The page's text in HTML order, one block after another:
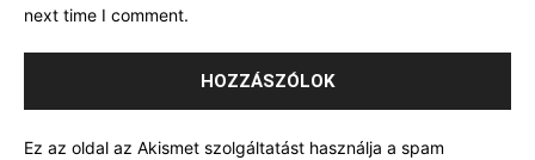
next time I comment.
Ez az oldal az Akismet szolgáltatást használja a spam